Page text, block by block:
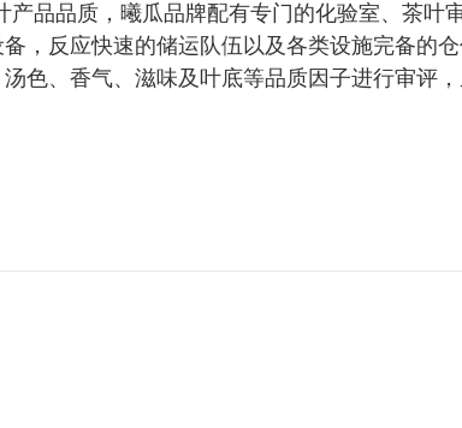
产品品质，曦瓜品牌配有专门的化验室、茶叶
，反应快速的储运队伍以及各类设施完备的仓
色、香气、滋味及叶底等品质因子进行审评